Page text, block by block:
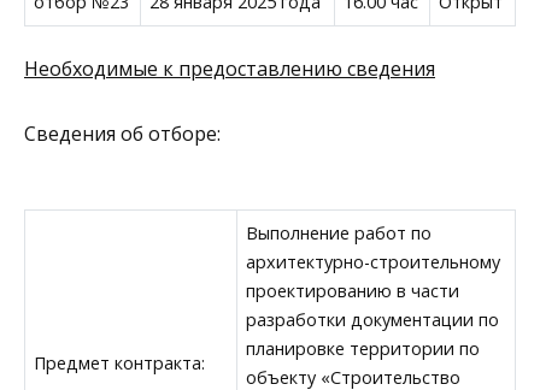
Необходимые к предоставлению сведения
Сведения об отборе:
Предмет контракта:
Выполнение работ по
архитектурно-строительному
проектированию в части
разработки документации по
планировке территории по
объекту «Строительство